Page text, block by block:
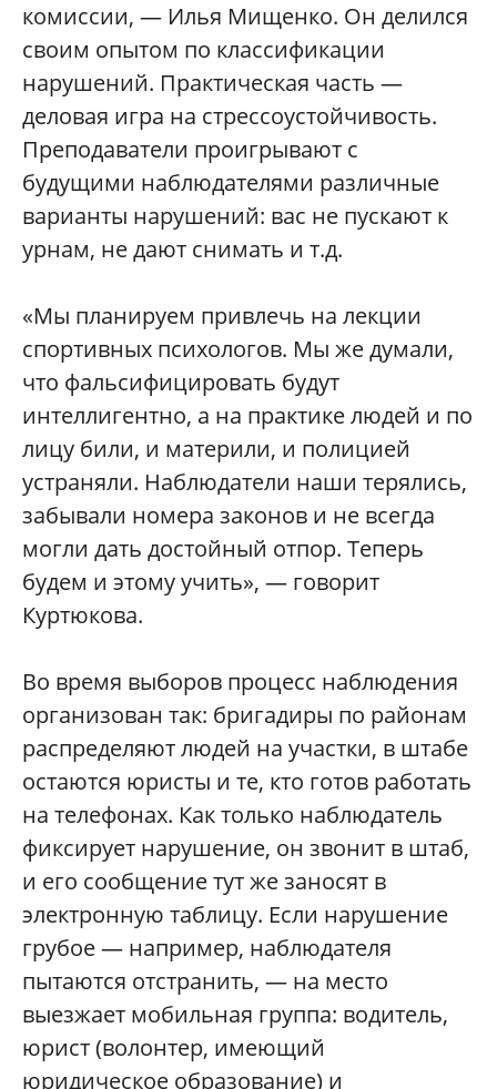
комиссии, — Илья Мищенко. Он делился
своим опытом по классификации
нарушений. Практическая часть —
деловая игра на стрессоустойчивость.
Преподаватели проигрывают с
будущими наблюдателями различные
варианты нарушений: вас не пускают к
урнам, не дают снимать и т.д.
«Мы планируем привлечь на лекции
спортивных психологов. Мы же думали,
что фальсифицировать будут
интеллигентно, а на практике людей и по
лицу били, и материли, и полицией
устраняли. Наблюдатели наши терялись,
забывали номера законов и не всегда
могли дать достойный отпор. Теперь
будем и этому учить», — говорит
Куртюкова.
Во время выборов процесс наблюдения
организован так: бригадиры по районам
распределяют людей на участки, в штабе
остаются юристы и те, кто готов работать
на телефонах. Как только наблюдатель
фиксирует нарушение, он звонит в штаб,
и его сообщение тут же заносят в
электронную таблицу. Если нарушение
грубое — например, наблюдателя
пытаются отстранить, — на место
выезжает мобильная группа: водитель,
юрист (волонтер, имеющий
юридическое образование) и